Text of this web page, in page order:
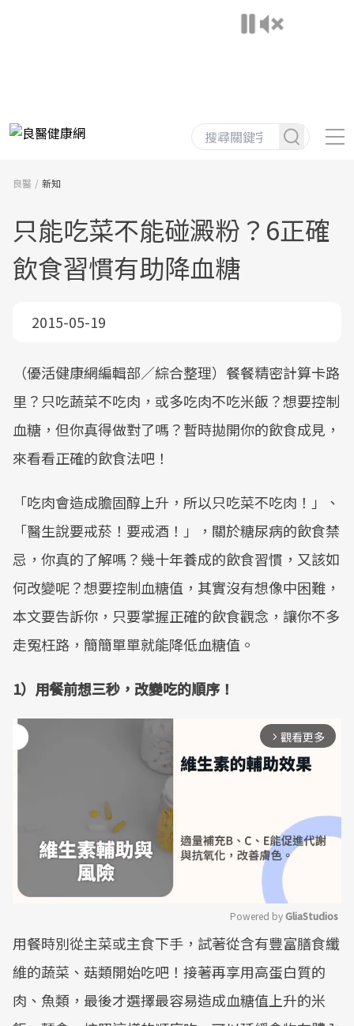
良醫 新知
只能吃菜不能碰澱粉？6正確
飲食習慣有助降血糖
2015-05-19
（優活健康網編輯部／綜合整理）餐餐精密計算卡路
里？只吃蔬菜不吃肉，或多吃肉不吃米飯？想要控制
血糖，但你真得做對了嗎？暫時拋開你的飲食成見，
來看看正確的飲食法吧！
「吃肉會造成膽固醇上升，所以只吃菜不吃肉！」、
「醫生說要戒菸！要戒酒！」，關於糖尿病的飲食禁
忌，你真的了解嗎？幾十年養成的飲食習慣，又該如
何改變呢？想要控制血糖值，其實沒有想像中困難，
本文要告訴你，只要掌握正確的飲食觀念，讓你不多
走冤枉路，簡簡單單就能降低血糖值。
1）用餐前想三秒，改變吃的順序！
arrow_forward_ios 觀看更多
Mute
Powered by GliaStudios
用餐時別從主菜或主食下手，試著從含有豐富膳食纖
維的蔬菜、菇類開始吃吧！接著再享用高蛋白質的
肉、魚類，最後才選擇最容易造成血糖值上升的米